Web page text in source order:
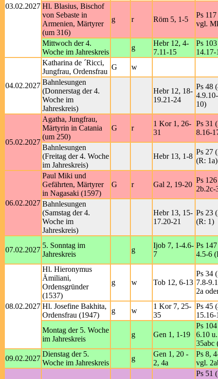
03.02.2027 Hl. Blasius, Bischof
von Sebaste in
Armenien, Märtyrer
(um 316)
g r Röm 5, 1-5
Ps
vgl.
Mittwoch der 4.
Woche im Jahreskreis
g
Hebr 12, 4-
7.11-15
Ps
14.17-
04.02.2027
Katharina de ´Ricci,
Jungfrau, Ordensfrau
G
w
Bahnlesungen
(Donnerstag der 4.
Woche im
Jahreskreis)
Hebr 12, 18-
19.21-24
Ps 48
10)
05.02.2027
Agatha, Jungfrau,
Märtyrin in Catania
(um 250)
G r
1 Kor 1, 26-
31
Ps 31
8.16-
Bahnlesungen
(Freitag der 4. Woche
im Jahreskreis)
Hebr 13, 1-8
Ps 27
(R: 1a)
06.02.2027
Paul Miki und
Gefährten, Märtyrer
in Nagasaki (1597)
G r Gal 2, 19-20
Ps
2b.2c-
Bahnlesungen
(Samstag der 4.
Woche im
Jahreskreis)
Hebr 13, 15-
17.20-21
Ps 23
(R: 1)
07.02.2027
5. Sonntag im
Jahreskreis
g
Ijob 7, 1-4.6-
7
Ps
4.5-6
08.02.2027
Hl. Hieronymus
Ämiliani,
Ordensgründer
(1537)
g w Tob 12, 6-13
Ps 34
7.8-
2a
Hl. Josefine Bakhita,
Ordensfrau (1947)
g w
1 Kor 7, 25-
35
Ps 45
15.16-
Montag der 5. Woche
im Jahreskreis
g Gen 1, 1-19
Ps
6.10
35abc
09.02.2027
Dienstag der 5.
Woche im Jahreskreis
g
Gen 1, 20 -
2, 4a
Ps 8,
vgl.
Ps 51